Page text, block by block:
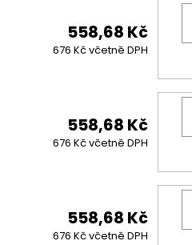
558,68 Kč
676 Kč včetně DPH
558,68 Kč
676 Kč včetně DPH
558,68 Kč
676 Kč včetně DPH